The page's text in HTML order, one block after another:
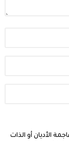
الأديان أو الذات